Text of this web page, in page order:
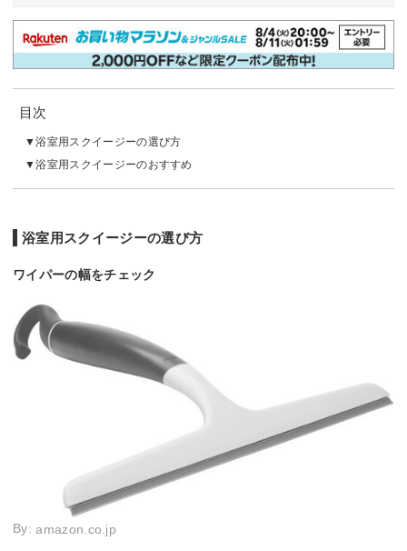
目次
浴室用スクイージーの選び方
浴室用スクイージーのおすすめ
浴室用スクイージーの選び方
ワイパーの幅をチェック
By:amazon.co.jp